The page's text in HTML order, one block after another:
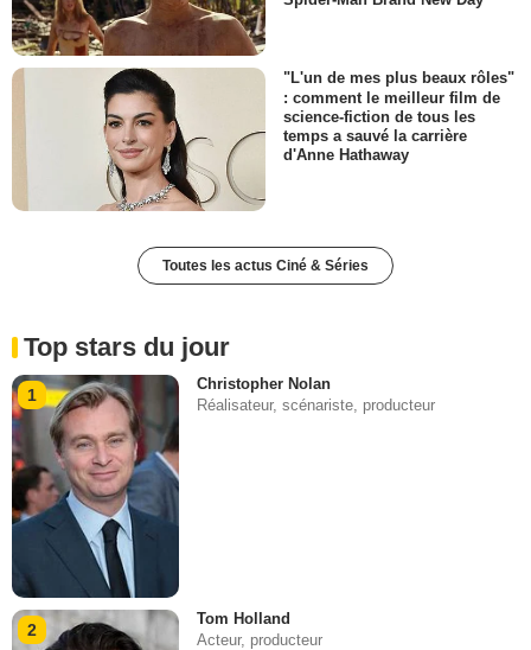
"L'un de mes plus beaux rôles"
: comment le meilleur film de
science-fiction de tous les
temps a sauvé la carrière
d'Anne Hathaway
Toutes les actus Ciné & Séries
Top stars du jour
1
Christopher Nolan
Réalisateur, scénariste, producteur
2
Tom Holland
Acteur, producteur